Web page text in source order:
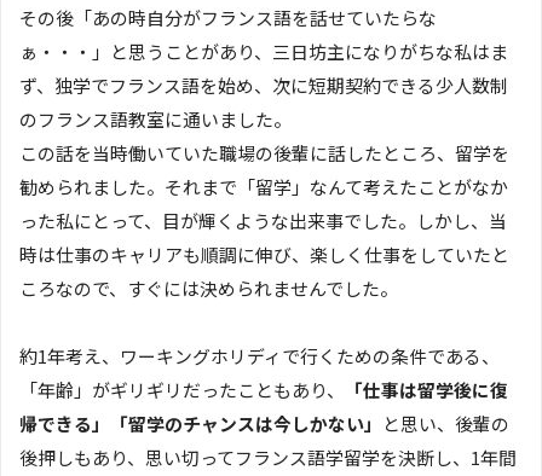
その後「あの時自分がフランス語を話せていたらな
ぁ・・・」と思うことがあり、三日坊主になりがちな私はま
ず、独学でフランス語を始め、次に短期契約できる少人数制
のフランス語教室に通いました。
この話を当時働いていた職場の後輩に話したところ、留学を
勧められました。それまで「留学」なんて考えたことがなか
った私にとって、目が輝くような出来事でした。しかし、当
時は仕事のキャリアも順調に伸び、楽しく仕事をしていたと
ころなので、すぐには決められませんでした。
約1年考え、ワーキングホリディで行くための条件である、
「年齢」がギリギリだったこともあり、
「仕事は留学後に復
帰できる」「留学のチャンスは今しかない」
と思い、後輩の
後押しもあり、思い切ってフランス語学留学を決断し、1年間